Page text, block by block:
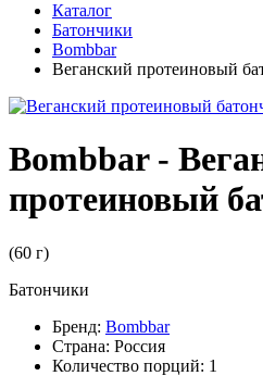
Каталог
Батончики
Bombbar
Веганский протеиновый
Bombbar -
протеиновый
(60 г)
Батончики
Бренд: Bombbar
Страна: Россия
Количество порций: 1